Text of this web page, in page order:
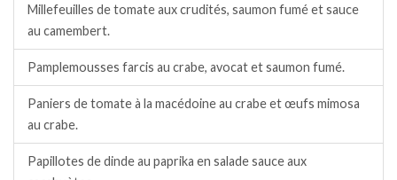
Millefeuilles de tomate aux crudités, saumon fumé et sauce
au camembert.
Pamplemousses farcis au crabe, avocat et saumon fumé.
Paniers de tomate à la macédoine au crabe et œufs mimosa
au crabe.
Papillotes de dinde au paprika en salade sauce aux